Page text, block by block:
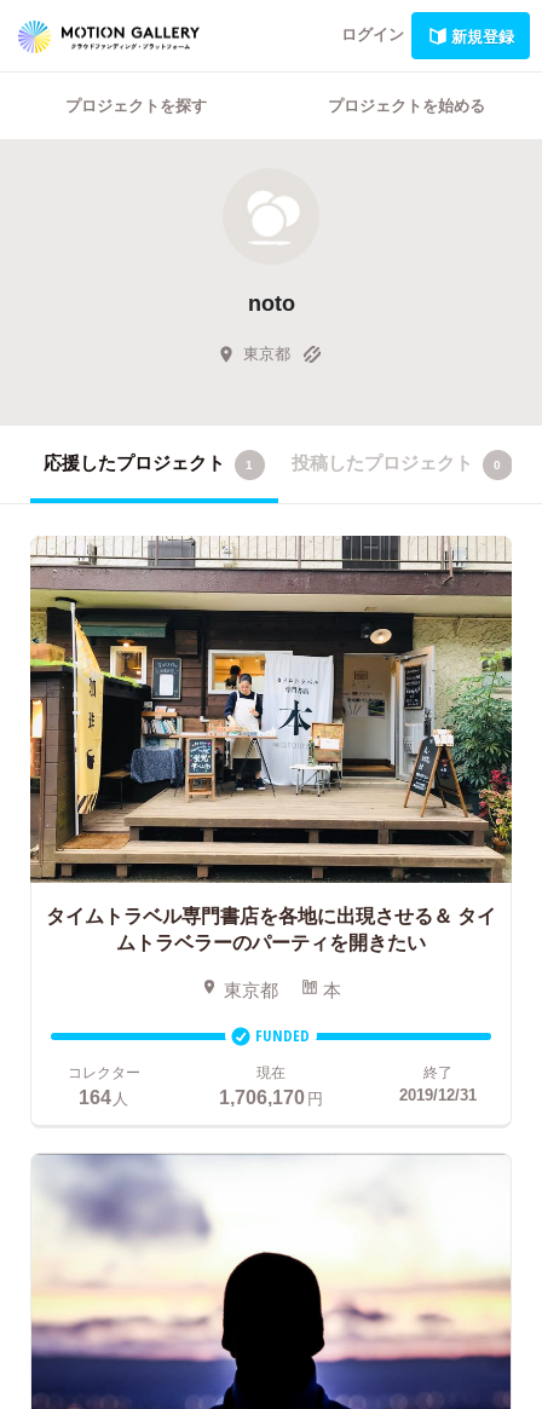
ログイン 新規登録
プロジェクトを探す プロジェクトを始める
noto
東京都
応援したプロジェクト 1 投稿したプロジェクト 0
タイムトラベル専門書店を各地に出現させる＆ タイ
ムトラベラーのパーティを開きたい
東京都 本
FUNDED
コレクター
164 人
現在
1,706,170円
終了
2019/12/31